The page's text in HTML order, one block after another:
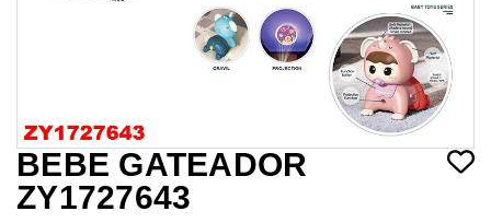
BEBE GATEADOR
ZY1727643